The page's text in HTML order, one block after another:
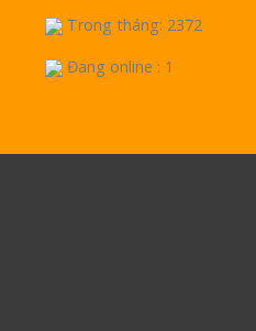
Trong tháng: 2372
Đang online : 1